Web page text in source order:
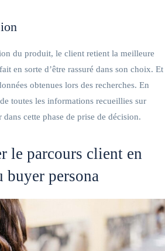
du produit, le client retient la meilleure
en sorte d’être rassuré dans son choix. Et
obtenues lors des recherches. En
toutes les informations recueillies sur
cette phase de prise de décision.
le parcours client en
buyer persona